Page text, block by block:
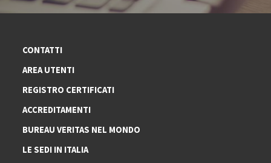
CONTATTI
AREA UTENTI
REGISTRO CERTIFICATI
ACCREDITAMENTI
BUREAU VERITAS NEL MONDO
LE SEDI IN ITALIA